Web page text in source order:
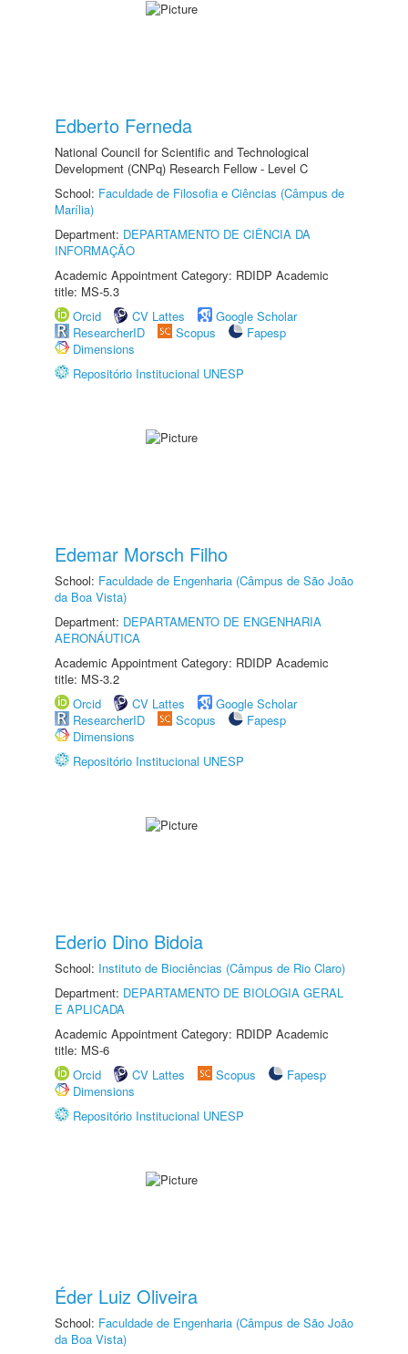
Edberto Ferneda
National Council for Scientific and Technological
Development (CNPq) Research Fellow - Level C
School: Faculdade de Filosofia e Ciências (Câmpus de
Marília)
Department: DEPARTAMENTO DE CIÊNCIA DA
INFORMAÇÃO
Academic Appointment Category: RDIDP Academic
title: MS-5.3
Orcid
CV Lattes
Google Scholar
ResearcherID
Scopus
Fapesp
Dimensions
Repositório Institucional UNESP
Edemar Morsch Filho
School: Faculdade de Engenharia (Câmpus de São João
da Boa Vista)
Department: DEPARTAMENTO DE ENGENHARIA
AERONÁUTICA
Academic Appointment Category: RDIDP Academic
title: MS-3.2
Orcid
CV Lattes
Google Scholar
ResearcherID
Scopus
Fapesp
Dimensions
Repositório Institucional UNESP
Ederio Dino Bidoia
School: Instituto de Biociências (Câmpus de Rio Claro)
Department: DEPARTAMENTO DE BIOLOGIA GERAL
E APLICADA
Academic Appointment Category: RDIDP Academic
title: MS-6
Orcid
CV Lattes Scopus
Fapesp
Dimensions
Repositório Institucional UNESP
Éder Luiz Oliveira
School: Faculdade de Engenharia (Câmpus de São João
da Boa Vista)